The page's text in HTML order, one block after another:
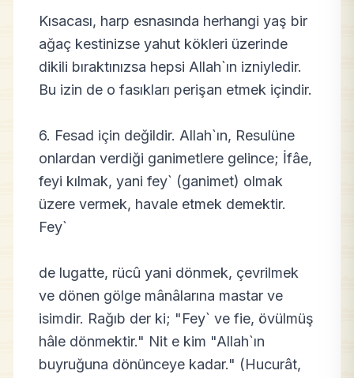
Kısacası, harp esnasında herhangi yaş bir
ağaç kestinizse yahut kökleri üzerinde
dikili bıraktınızsa hepsi Allah`ın izniyledir.
Bu izin de o fasıkları perişan etmek içindir.
6. Fesad için değildir. Allah`ın, Resulüne
onlardan verdiği ganimetlere gelince; İfâe,
feyi kılmak, yani fey` (ganimet) olmak
üzere vermek, havale etmek demektir.
Fey`
de lugatte, rücû yani dönmek, çevrilmek
ve dönen gölge mânâlarına mastar ve
isimdir. Rağıb der ki; "Fey` ve fie, övülmüş
hâle dönmektir." Nit e kim "Allah`ın
buyruğuna dönünceye kadar." (Hucurât,